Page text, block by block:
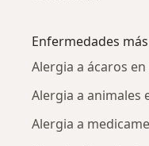
Enfermedades
Alergia a ácaros en
Alergia a animales
Alergia a